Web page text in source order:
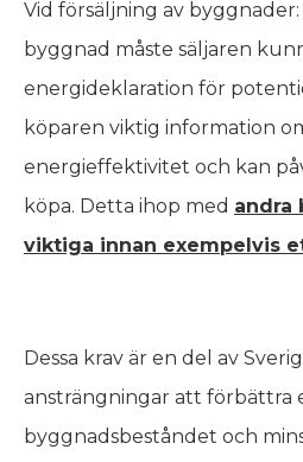
Vid försäljning av
byggnad måste säljaren
energideklaration för
köparen viktig information
energieffektivitet och kan
köpa. Detta ihop med andra
viktiga innan exempelvis
Dessa krav är en del av
ansträngningar att förbättra
byggnadsbeståndet och